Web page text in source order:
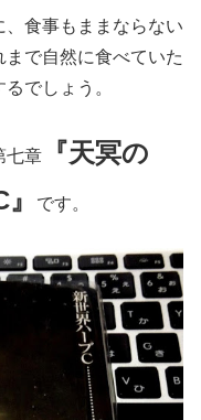
食事もままならない
で自然に食べていた
でしょう。
七章
『天冥の
です。